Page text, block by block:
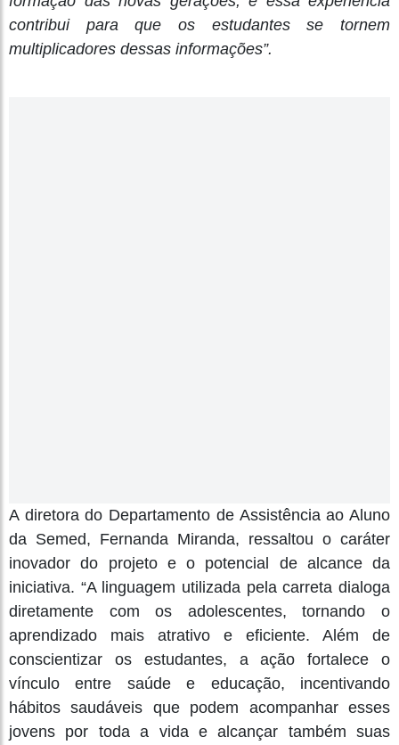
contribui para que os estudantes se tornem
multiplicadores dessas informações”.
A diretora do Departamento de Assistência ao Aluno
da Semed, Fernanda Miranda, ressaltou o caráter
inovador do projeto e o potencial de alcance da
iniciativa. “A linguagem utilizada pela carreta dialoga
diretamente com os adolescentes, tornando o
aprendizado mais atrativo e eficiente. Além de
conscientizar os estudantes, a ação fortalece o
vínculo entre saúde e educação, incentivando
hábitos saudáveis que podem acompanhar esses
jovens por toda a vida e alcançar também suas